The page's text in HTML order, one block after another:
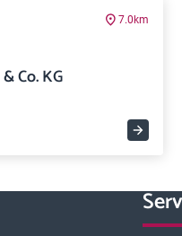
7.0km
Co. KG